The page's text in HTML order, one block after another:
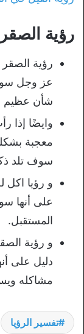
رؤية
رؤية
عز وجل
شأن عظيم
وايضًا إذا
معجبة
سوف تلد
و رؤيا اكل
على أنها
المستقبل.
و رؤية
دليل على
مشاكله
تفسير الرؤيا